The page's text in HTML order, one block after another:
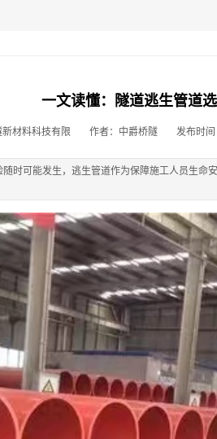
一文读懂：隧道逃生管道
材料科技有限 作者：中爵桥隧 发布时
时可能发生，逃生管道作为保障施工人员生